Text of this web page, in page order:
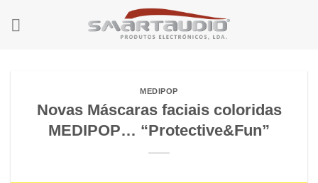
MEDIPOP
Novas Máscaras faciais coloridas
MEDIPOP… “Protective&Fun”